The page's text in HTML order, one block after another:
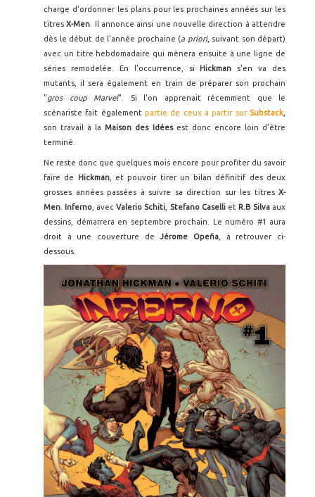
charge d'ordonner les plans pour les prochaines années sur les
titresX-Men . Il annonce ainsi une nouvelle direction à attendre
dès le début de l'année prochaine (a priori, suivant son départ)
avec un titre hebdomadaire qui mènera ensuite à une ligne de
séries remodelée. En l'occurrence, si
Hickman s'en va des
mutants, il sera également en train de préparer son prochain
"gros coup Marvel". Si l'on apprenait récemment que le
scénariste fait également partie de ceux à partir sur Substack
son travail à laMaison des Idées est donc encore loin d'être
terminé.
Ne reste donc que quelques mois encore pour profiter du savoir
faire de
Hickman, et pouvoir tirer un bilan définitif des deux
grosses années passées à suivre sa direction sur les titres X-
Men
Inferno , avecValerio Schiti Stefano Caselli et R.B Silvaaux
dessins, démarrera en septembre prochain. Le numéro #1 aura
droit à une couverture deJérome Opeña , à retrouver ci-
dessous.